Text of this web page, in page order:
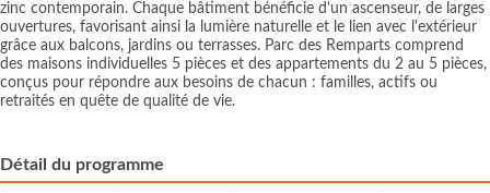
zinc contemporain. Chaque bâtiment bénéficie d'un ascenseur, de larges
ouvertures, favorisant ainsi la lumière naturelle et le lien avec l'extérieur
grâce aux balcons, jardins ou terrasses. Parc des Remparts comprend
des maisons individuelles 5 pièces et des appartements du 2 au 5 pièces,
conçus pour répondre aux besoins de chacun : familles, actifs ou
retraités en quête de qualité de vie.
Détail du programme